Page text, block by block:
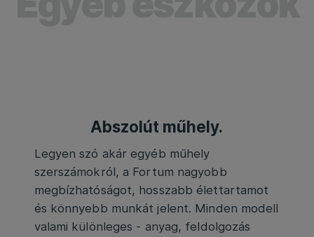
Abszolút műhely.
Legyen szó akár egyéb műhely
szerszámokról, a Fortum nagyobb
megbízhatóságot, hosszabb élettartamot
és könnyebb munkát jelent. Minden modell
valami különleges - anyag, feldolgozás